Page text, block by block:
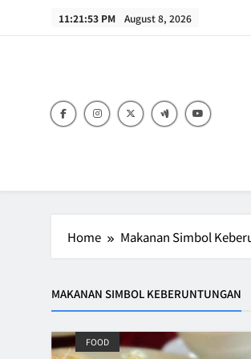
11:21:53 PM August 8, 2026
Home Makanan Simbol
MAKANAN SIMBOL KEBERUNTUNGAN
FOOD